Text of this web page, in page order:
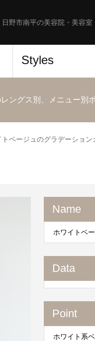
日野市南平の美容院・美容
Styles
ングス別、メニュー別
トベージュのグラデーション
Name
ホワイトベ
Data
Point
ホワイト系